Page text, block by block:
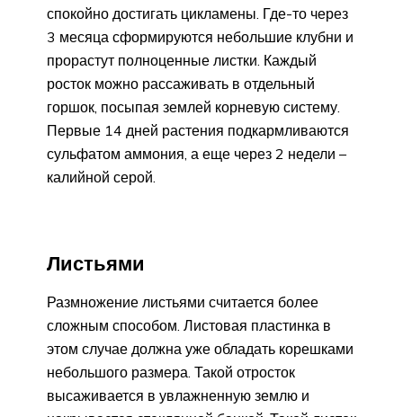
спокойно достигать цикламены. Где-то через
3 месяца сформируются небольшие клубни и
прорастут полноценные листки. Каждый
росток можно рассаживать в отдельный
горшок, посыпая землей корневую систему.
Первые 14 дней растения подкармливаются
сульфатом аммония, а еще через 2 недели –
калийной серой.
Листьями
Размножение листьями считается более
сложным способом. Листовая пластинка в
этом случае должна уже обладать корешками
небольшого размера. Такой отросток
высаживается в увлажненную землю и